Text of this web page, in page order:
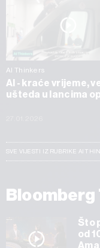
AI Thinkers
AI - kraće vrijeme,
ušteda u lancima
SVE VIJESTI IZ RUBRIKE AI
Bloomberg
Što
od